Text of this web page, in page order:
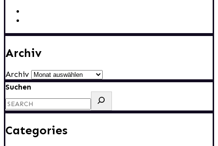
Archiv
Archiv
Suchen
Categories